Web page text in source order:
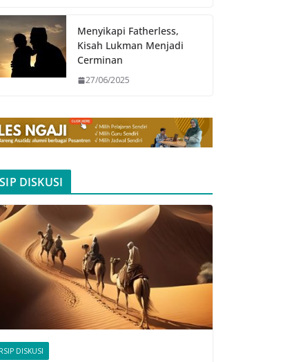
Menyikapi Fatherless,
Kisah Lukman Menjadi
Cerminan
27/06/2025
DISKUSI
DISKUSI